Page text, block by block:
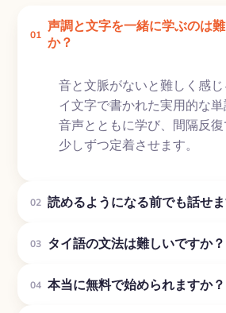
01 声調と文字を一緒に学ぶのは
か？
音と文脈がないと難しく感
イ文字で書かれた実用的な
音声とともに学び、間隔反
少しずつ定着させます。
02 読めるようになる前でも話せ
03 タイ語の文法は難しいですか？
04 本当に無料で始められますか？